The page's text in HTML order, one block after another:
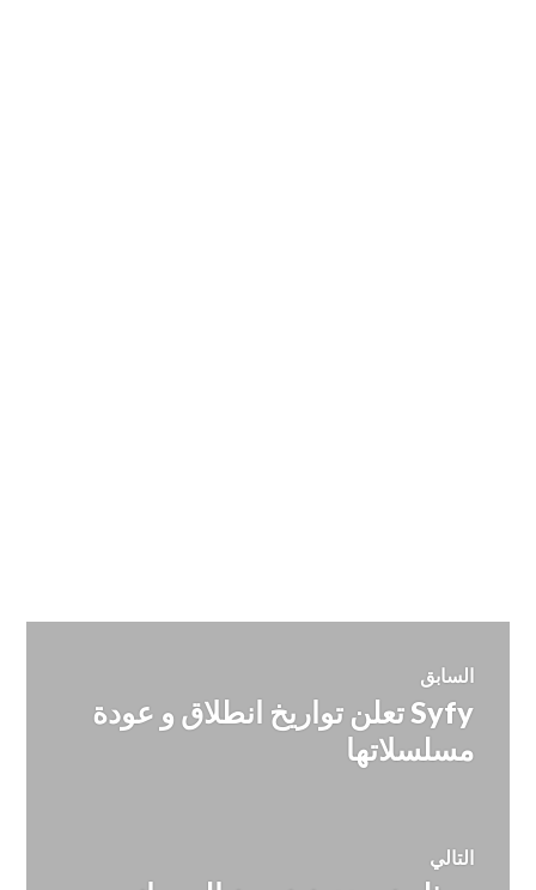
تصفّح
المقالات
السابق
المقالة
السابقة:
Syfy تعلن تواريخ انطلاق و عودة
مسلسلاتها
التالي